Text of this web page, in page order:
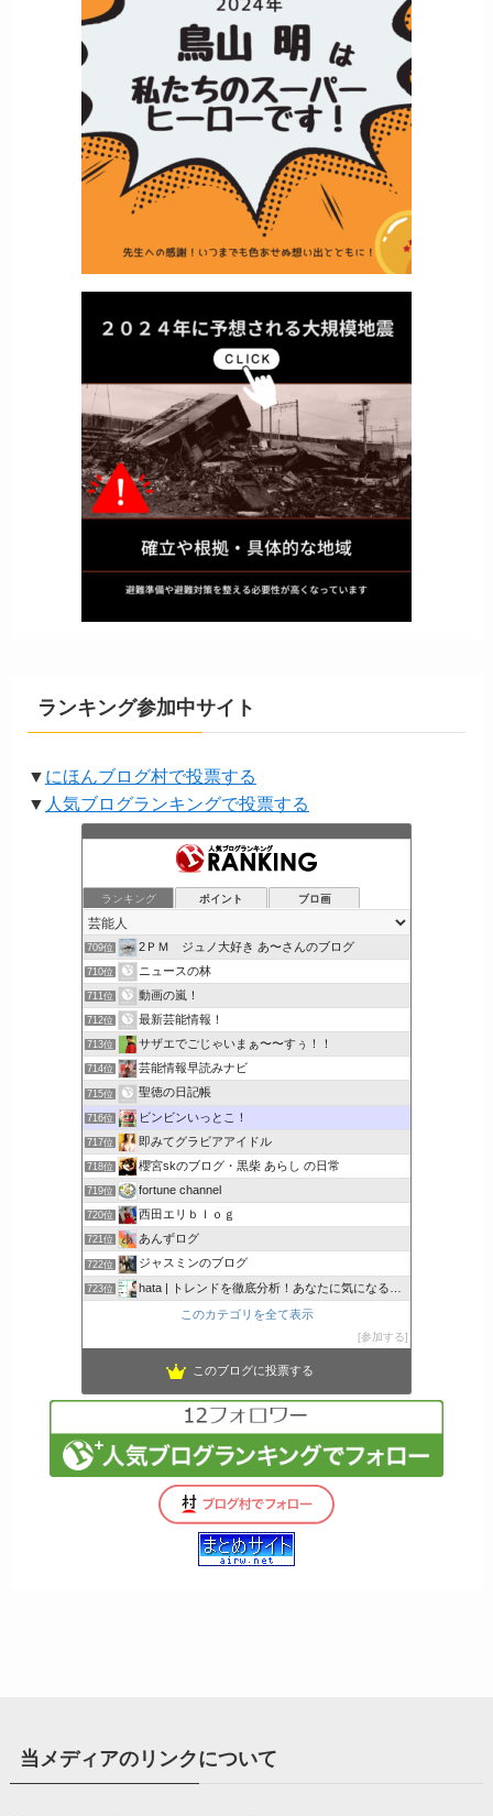
ランキング参加中サイト
▼ にほんブログ村で投票する
▼ 人気ブログランキングで投票する
ランキング ポイント ブロ画
709位 2ＰＭ ジュノ大好き あ〜さんのブログ
710位 ニュースの林
711位 動画の嵐！
712位 最新芸能情報！
713位 サザエでごじゃいまぁ〜〜すぅ！！
714位 芸能情報早読みナビ
715位 聖徳の日記帳
716位 ビンビンいっとこ！
717位 即みてグラビアアイドル
718位 櫻宮skのブログ・黒柴 あらし の日常
719位 fortune channel
720位 西田エリｂｌｏｇ
721位 あんずログ
722位 ジャスミンのブログ
723位 hata | トレンドを徹底分析！あなたに気になるここで解決
このカテゴリを全て表示
参加する
このブログに投票する
当メディアのリンクについて